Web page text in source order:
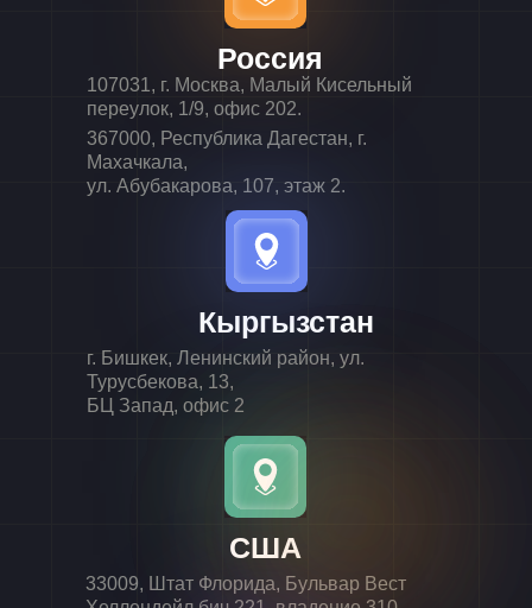
Кыргызстан
г. Бишкек, Ленинский район, ул.
Турусбекова, 13,
БЦ Запад, офис 2
США
33009, Штат Флорида, Бульвар Вест
Россия
107031, г. Москва, Малый Кисельный
переулок, 1/9, офис 202.
367000, Республика Дагестан, г.
Махачкала,
ул. Абубакарова, 107, этаж 2.